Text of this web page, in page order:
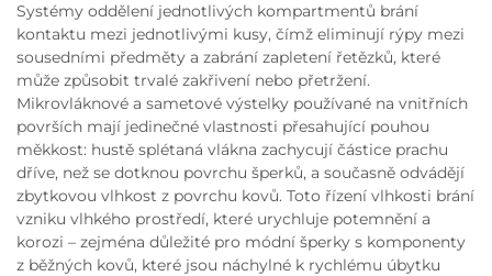
Systémy oddělení jednotlivých kompartmentů brání
kontaktu mezi jednotlivými kusy, čímž eliminují rýpy mezi
sousedními předměty a zabrání zapletení řetězků, které
může způsobit trvalé zakřivení nebo přetržení.
Mikrovláknové a sametové výstelky používané na vnitřních
površích mají jedinečné vlastnosti přesahující pouhou
měkkost: hustě splétaná vlákna zachycují částice prachu
dříve, než se dotknou povrchu šperků, a současně odvádějí
zbytkovou vlhkost z povrchu kovů. Toto řízení vlhkosti brání
vzniku vlhkého prostředí, které urychluje potemnění a
korozi – zejména důležité pro módní šperky s komponenty
z běžných kovů, které jsou náchylné k rychlému úbytku